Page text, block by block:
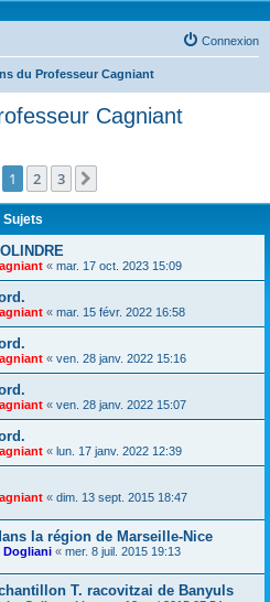
Connexion
du Professeur Cagniant
Cagniant
1 2 3
Sujets
« mar. 17 oct. 2023 15:09
« mar. 15 févr. 2022 16:58
« ven. 28 janv. 2022 15:16
« ven. 28 janv. 2022 15:07
« lun. 17 janv. 2022 12:39
« dim. 13 sept. 2015 18:47
la région de Marseille-Nice
Dogliani « mer. 8 juil. 2015 19:13
T. racovitzai de Banyuls